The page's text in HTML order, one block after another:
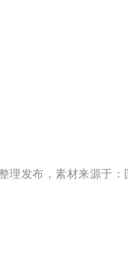
理发布， 素材来源于：